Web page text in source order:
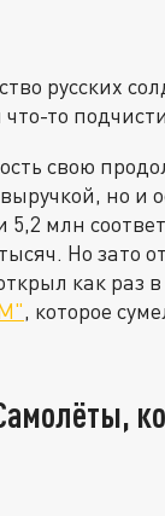
русских
то
свою
но и
5,2 млн
Но зато
как раз
, которое